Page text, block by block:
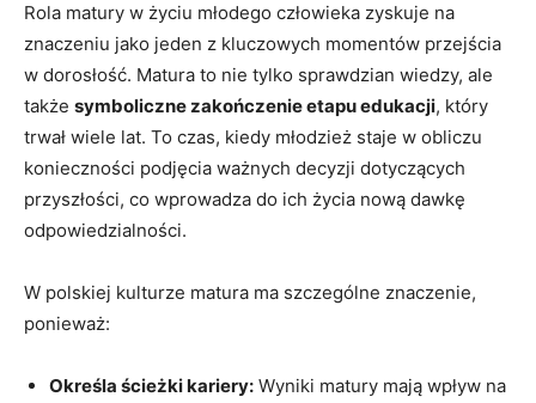
Rola matury w życiu ⁤młodego człowieka zyskuje na⁣
znaczeniu jako jeden z kluczowych momentów przejścia
w dorosłość. ⁣Matura to nie tylko sprawdzian wiedzy,​ ale
także symboliczne zakończenie ‌etapu edukacji, który
trwał wiele lat. To czas, kiedy młodzież staje w obliczu
konieczności podjęcia ważnych decyzji dotyczących
przyszłości, co⁢ wprowadza do ich życia⁣ nową dawkę
odpowiedzialności.
W polskiej kulturze matura ma szczególne znaczenie,
ponieważ:
Określa ‌ścieżki kariery: Wyniki matury⁤ mają wpływ na